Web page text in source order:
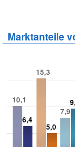
Marktanteile
10,1
15,3
7,9
6,4
5,0